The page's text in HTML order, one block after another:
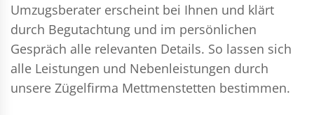
Umzugsberater erscheint bei Ihnen und klärt
durch Begutachtung und im persönlichen
Gespräch alle relevanten Details. So lassen sich
alle Leistungen und Nebenleistungen durch
unsere Zügelfirma Mettmenstetten bestimmen.